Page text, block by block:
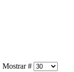
Mostrar #